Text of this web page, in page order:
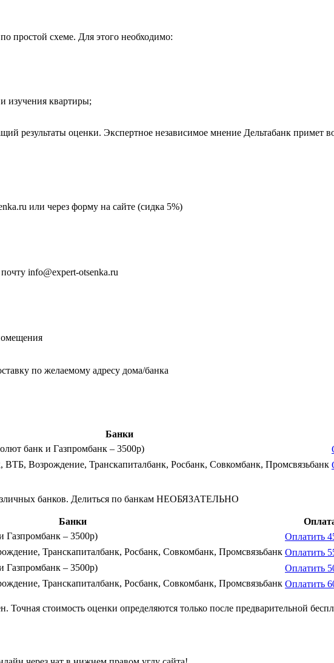
простой схеме. Для этого необходимо:
изучения квартиры;
результаты оценки. Экспертное независимое мнение Дельтабанк примет
или через форму на сайте (сидка 5%)
info@expert-otsenka.ru
по желаемому адресу дома/банка
Банки
банк и Газпромбанк – 3500р)
ВТБ, Возрождение, Транскапиталбанк, Росбанк, Совкомбанк, Промсвязьбанк
банков. Делиться по банкам НЕОБЯЗАТЕЛЬНО
Банки
Газпромбанк – 3500р)
Оплатить
Транскапиталбанк, Росбанк, Совкомбанк, Промсвязьбанк Оплатить
Газпромбанк – 3500р)
Оплатить
Транскапиталбанк, Росбанк, Совкомбанк, Промсвязьбанк Оплатить
Точная стоимость оценки определяются только после предварительной